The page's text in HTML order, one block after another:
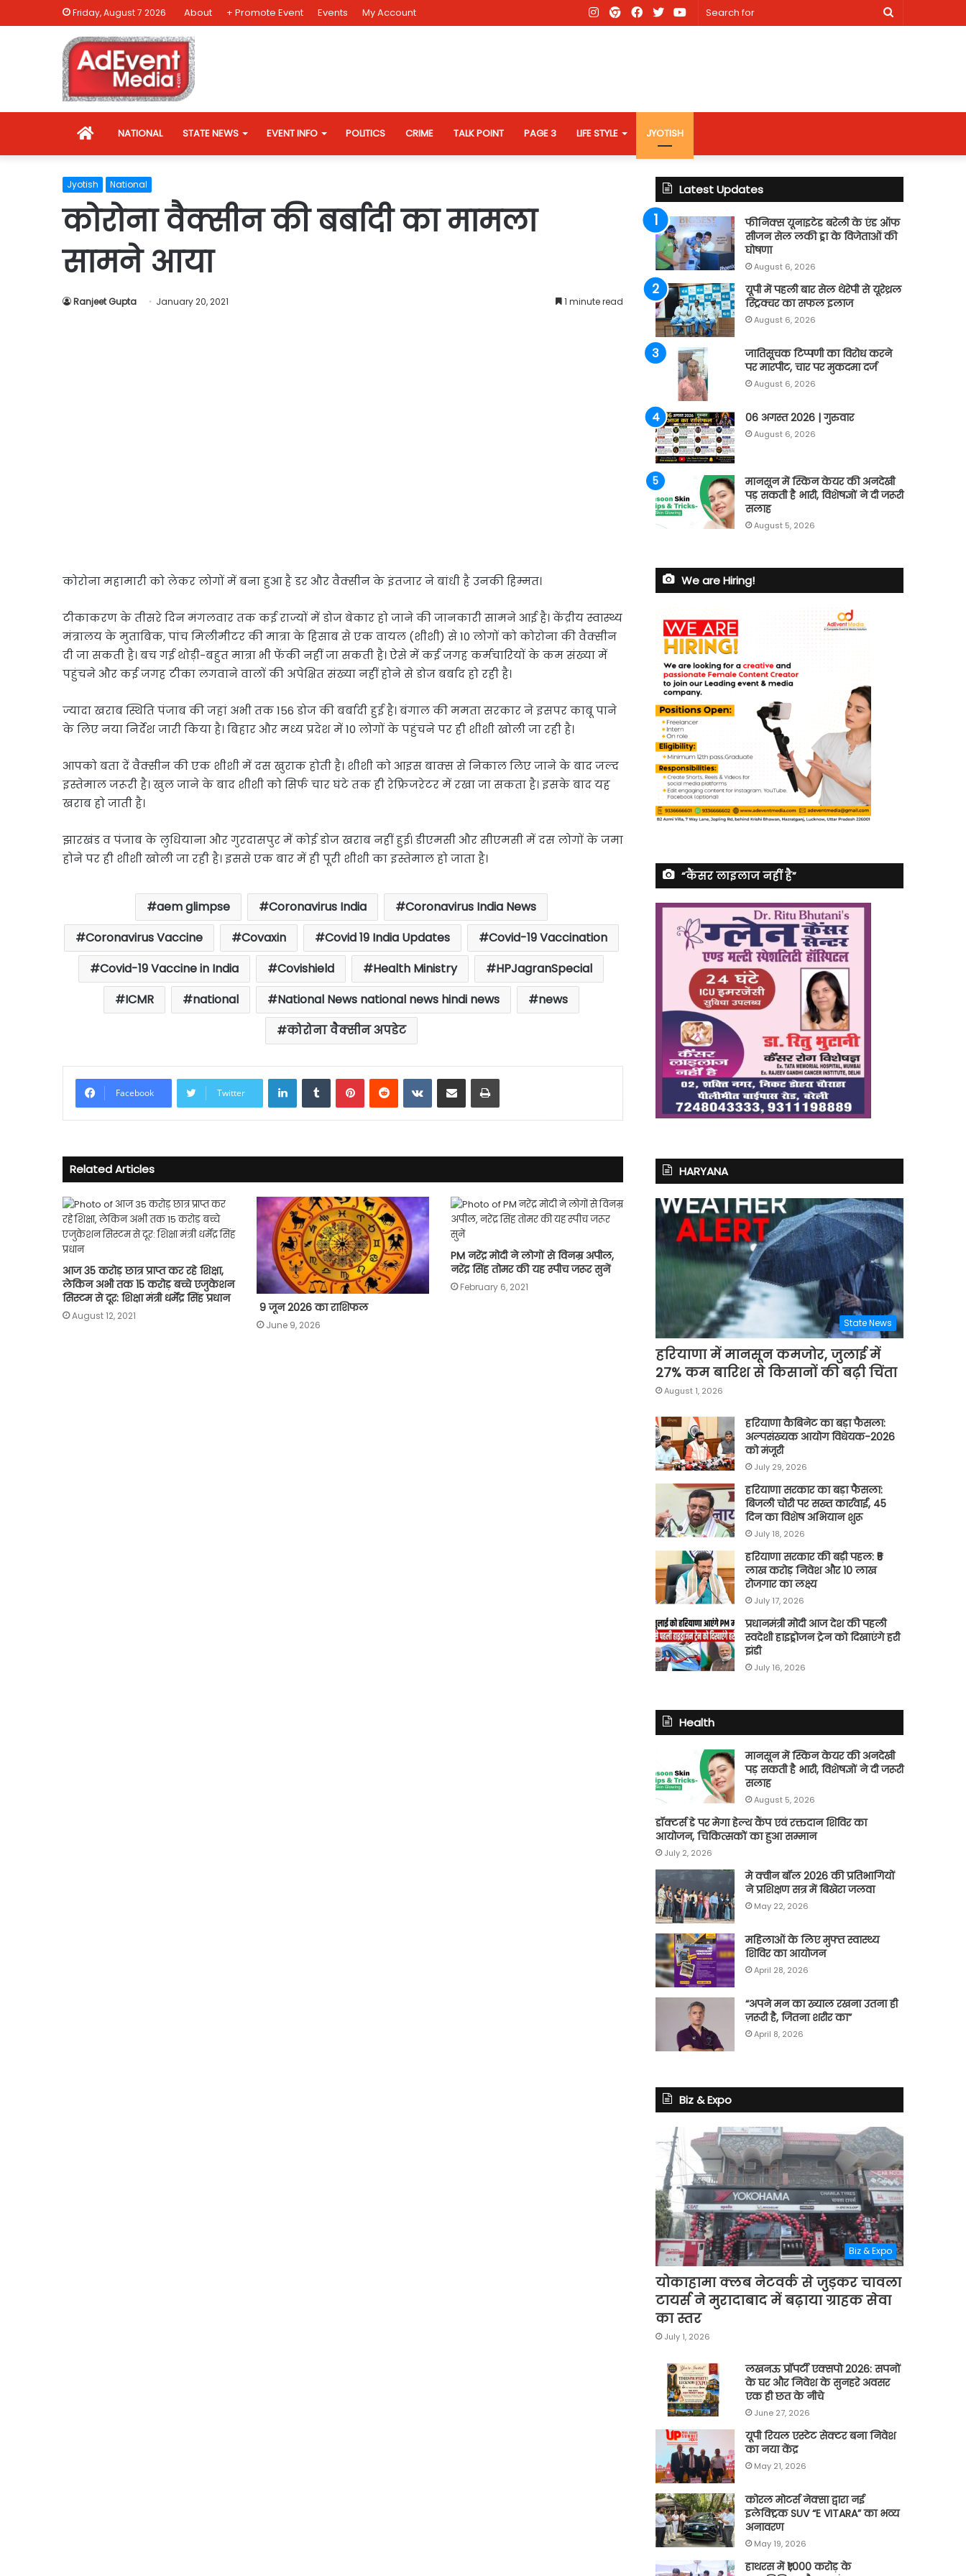
Friday, August 7 2026 About + Promote Event Events My Account
Search
Youtube
X
Facebook
AD
Instagram
HOMENATIONAL STATE NEWS EVENT INFO POLITICS CRIME TALK POINT PAGE 3 LIFE STYLE JYOTISH
Jyotish National
कोरोना वैक्सीन की बर्बादी का मामला
सामने आया
Ranjeet Gupta January 20, 2021 1 minute read
कोरोना महामारी को लेकर लोगों में बना हुआ है डर और वैक्सीन के इंतजार ने बांधी है उनकी हिम्मत।
टीकाकरण के तीसरे दिन मंगलवार तक कई राज्यों में डोज बेकार हो जाने की जानकारी सामने आई है। केंद्रीय स्वास्थ्य
मंत्रालय के मुताबिक, पांच मिलीमीटर की मात्रा के हिसाब से एक वायल (शीशी) से 10 लोगों को कोरोना की वैक्सीन
दी जा सकती है। बच गई थोड़ी-बहुत मात्रा भी फेंकी नहीं जा सकती है। ऐसे में कई जगह कर्मचारियों के कम संख्या में
पहुंचने और कई जगह टीका लगवाने वालों की अपेक्षित संख्या नहीं होने से डोज बर्बाद हो रही है।
ज्यादा खराब स्थिति पंजाब की जहां अभी तक 156 डोज की बर्बादी हुई है। बंगाल की ममता सरकार ने इसपर काबू पाने
के लिए नया निर्देश जारी किया है। बिहार और मध्य प्रदेश में 10 लोगों के पहुंचने पर ही शीशी खोली जा रही है।
आपको बता दें वैक्सीन की एक शीशी में दस खुराक होती है। शीशी को आइस बाक्स से निकाल लिए जाने के बाद जल्द
इस्तेमाल जरूरी है। खुल जाने के बाद शीशी को सिर्फ चार घंटे तक ही रेफ्रिजरेटर में रखा जा सकता है। इसके बाद यह
खराब हो जाती है।
झारखंड व पंजाब के लुधियाना और गुरदासपुर में कोई डोज खराब नहीं हुई। डीएमसी और सीएमसी में दस लोगों के जमा
होने पर ही शीशी खोली जा रही है। इससे एक बार में ही पूरी शीशी का इस्तेमाल हो जाता है।
aem glimpse Coronavirus India
Coronavirus India News
Coronavirus Vaccine
Covaxin Covid 19 India Updates
Covid-19 Vaccination
Covid-19 Vaccine in India
Covishield Health Ministry
HPJagranSpecial
ICMR
national National News national news hindi news
news
कोरोना वैक्सीन अपडेट
Facebook Twitter
LinkedInTumblrPinterestReddit VKontakte
Share via Email Print
Related Articles
आज 35 करोड़ छात्र प्राप्त कर रहे शिक्षा,
लेकिन अभी तक 15 करोड़ बच्चे एजुकेशन
सिस्टम से दूर: शिक्षा मंत्री धर्मेंद्र सिंह प्रधान
August 12, 2021
9 जून 2026 का राशिफल
June 9, 2026
PM नरेंद्र मोदी ने लोगों से विनम्र अपील,
नरेंद्र सिंह तोमर की यह स्पीच जरूर सुनें
February 6, 2021
Latest Updates
फीनिक्स यूनाइटेड बरेली के एंड ऑफ
सीजन सेल लकी ड्रा के विजेताओं की
घोषणा
August 6, 2026
यूपी में पहली बार सेल थेरेपी से यूरेथ्रल
स्ट्रिक्चर का सफल इलाज
August 6, 2026
जातिसूचक टिप्पणी का विरोध करने
पर मारपीट, चार पर मुकदमा दर्ज
August 6, 2026
06 अगस्त 2026 | गुरुवार
August 6, 2026
मानसून में स्किन केयर की अनदेखी
पड़ सकती है भारी, विशेषज्ञों ने दी जरूरी
सलाह
August 5, 2026
We are Hiring!
“कैंसर लाइलाज नहीं है”
HARYANA
State News
हरियाणा में मानसून कमजोर, जुलाई में
27% कम बारिश से किसानों की बढ़ी चिंता
August 1, 2026
हरियाणा कैबिनेट का बड़ा फैसला:
अल्पसंख्यक आयोग विधेयक-2026
को मंजूरी
July 29, 2026
हरियाणा सरकार का बड़ा फैसला:
बिजली चोरी पर सख्त कार्रवाई, 45
दिन का विशेष अभियान शुरू
July 18, 2026
हरियाणा सरकार की बड़ी पहल: ₹5
लाख करोड़ निवेश और 10 लाख
रोजगार का लक्ष्य
July 17, 2026
प्रधानमंत्री मोदी आज देश की पहली
स्वदेशी हाइड्रोजन ट्रेन को दिखाएंगे हरी
झंडी
July 16, 2026
Health
मानसून में स्किन केयर की अनदेखी
पड़ सकती है भारी, विशेषज्ञों ने दी जरूरी
सलाह
August 5, 2026
डॉक्टर्स डे पर मेगा हेल्थ कैंप एवं रक्तदान शिविर का
आयोजन, चिकित्सकों का हुआ सम्मान
July 2, 2026
मे क्वीन बॉल 2026 की प्रतिभागियों
ने प्रशिक्षण सत्र में बिखेरा जलवा
May 22, 2026
महिलाओं के लिए मुफ्त स्वास्थ्य
शिविर का आयोजन
April 28, 2026
“अपने मन का ख्याल रखना उतना ही
ज़रूरी है, जितना शरीर का”
April 8, 2026
Biz & Expo
Biz & Expo
योकाहामा क्लब नेटवर्क से जुड़कर चावला
टायर्स ने मुरादाबाद में बढ़ाया ग्राहक सेवा
का स्तर
July 1, 2026
लखनऊ प्रॉपर्टी एक्सपो 2026: सपनों
के घर और निवेश के सुनहरे अवसर
एक ही छत के नीचे
June 27, 2026
यूपी रियल एस्टेट सेक्टर बना निवेश
का नया केंद्र
May 21, 2026
कोरल मोटर्स नेक्सा द्वारा नई
इलेक्ट्रिक SUV “E VITARA” का भव्य
अनावरण
May 19, 2026
हाथरस में ₹1,000 करोड़ के